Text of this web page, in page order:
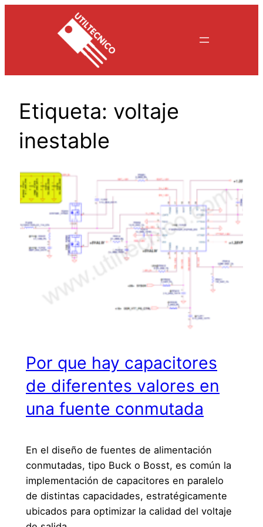
Etiqueta: voltaje
inestable
Por que hay capacitores
de diferentes valores en
una fuente conmutada
En el diseño de fuentes de alimentación
conmutadas, tipo Buck o Bosst, es común la
implementación de capacitores en paralelo
de distintas capacidades, estratégicamente
ubicados para optimizar la calidad del voltaje